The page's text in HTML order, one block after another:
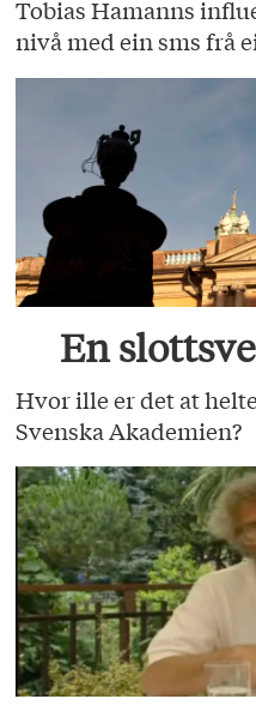
Tobias Hamanns
nivå med ein sms frå
En
Hvor ille er det at
Svenska Akademien?